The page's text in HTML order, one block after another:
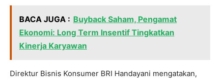
BACA JUGA : Buyback Saham, Pengamat
Ekonomi: Long Term Insentif Tingkatkan
Kinerja Karyawan
Direktur Bisnis Konsumer BRI Handayani mengatakan,